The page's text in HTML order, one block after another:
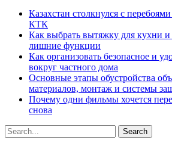
Казахстан столкнулся с
КТК
Как выбрать вытяжку для кухни и
лишние функции
Как организовать безопасное и
вокруг частного дома
Основные этапы обустройства
материалов, монтаж и системы
Почему одни фильмы хочется
снова